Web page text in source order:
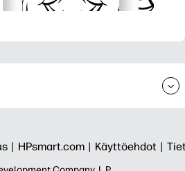
| HPsmart.com | Käyttöehdot |